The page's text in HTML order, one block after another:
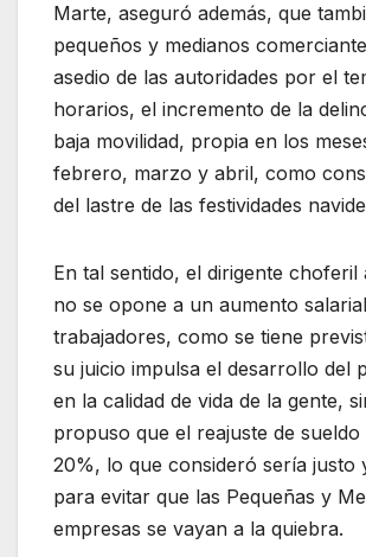
Marte, aseguró además, que
pequeños y medianos
asedio de las autoridades por el
horarios, el incremento de la
baja movilidad, propia en los
febrero, marzo y abril, como
del lastre de las festividades
En tal sentido, el dirigente choferil
no se opone a un aumento
trabajadores, como se tiene
su juicio impulsa el desarrollo del
en la calidad de vida de la gente,
propuso que el reajuste de sueldo
20%, lo que consideró sería justo
para evitar que las Pequeñas y
empresas se vayan a la quiebra.